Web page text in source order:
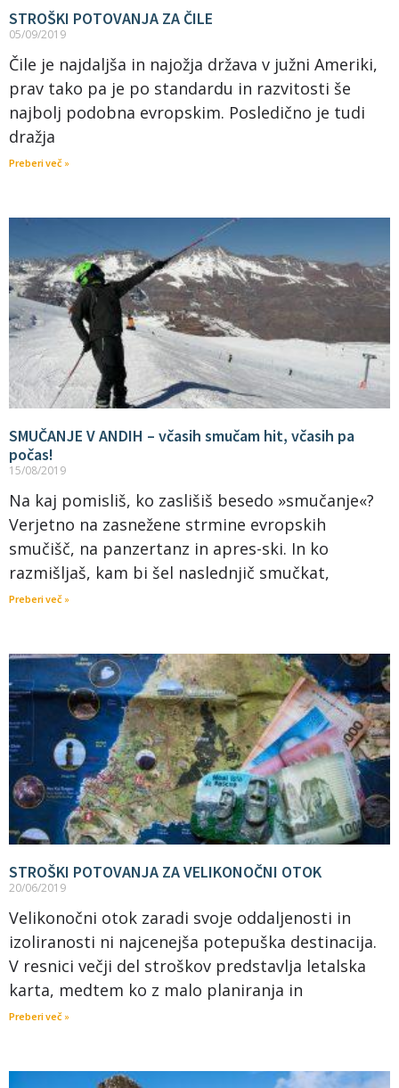
STROŠKI POTOVANJA ZA ČILE
05/09/2019
Čile je najdaljša in najožja država v južni Ameriki,
prav tako pa je po standardu in razvitosti še
najbolj podobna evropskim. Posledično je tudi
dražja
Preberi več »
SMUČANJE V ANDIH – včasih smučam hit, včasih pa
počas!
15/08/2019
Na kaj pomisliš, ko zaslišiš besedo »smučanje«?
Verjetno na zasnežene strmine evropskih
smučišč, na panzertanz in apres-ski. In ko
razmišljaš, kam bi šel naslednjič smučkat,
Preberi več »
STROŠKI POTOVANJA ZA VELIKONOČNI OTOK
20/06/2019
Velikonočni otok zaradi svoje oddaljenosti in
izoliranosti ni najcenejša potepuška destinacija.
V resnici večji del stroškov predstavlja letalska
karta, medtem ko z malo planiranja in
Preberi več »